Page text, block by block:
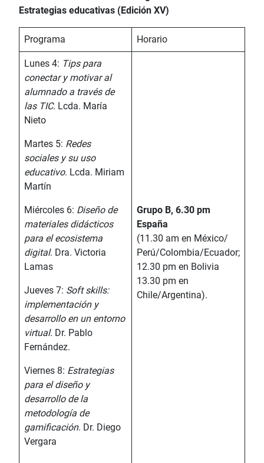
Estrategias educativas (Edición XV)
Programa Horario
Lunes 4: Tips para
conectar y motivar al
alumnado a través de
las TIC. Lcda. María
Nieto
Martes 5: Redes
sociales y su uso
educativo. Lcda. Miriam
Martín
Miércoles 6: Diseño de
materiales didácticos
para el ecosistema
digital. Dra. Victoria
Lamas
Jueves 7: Soft skills:
implementación y
desarrollo en un entorno
virtual. Dr. Pablo
Fernández.
Viernes 8: Estrategias
para el diseño y
desarrollo de la
metodología de
gamificación. Dr. Diego
Vergara
Grupo B, 6.30 pm
España
(11.30 am en México/
Perú/Colombia/Ecuador;
12.30 pm en Bolivia
13.30 pm en
Chile/Argentina).